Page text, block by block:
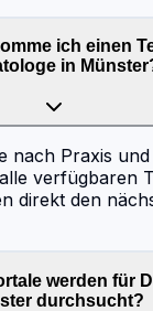
ich einen
in
nach Praxis
verfügbaren
direkt den
werden für
durchsucht?